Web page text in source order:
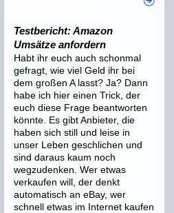
Testbericht: Amazon
Umsätze anfordern
Habt ihr euch auch schonmal
gefragt, wie viel Geld ihr bei
dem großen A lasst? Ja? Dann
habe ich hier einen Trick, der
euch diese Frage beantworten
könnte. Es gibt Anbieter, die
haben sich still und leise in
unser Leben geschlichen und
sind daraus kaum noch
wegzudenken. Wer etwas
verkaufen will, der denkt
automatisch an eBay, wer
schnell etwas im Internet kaufen